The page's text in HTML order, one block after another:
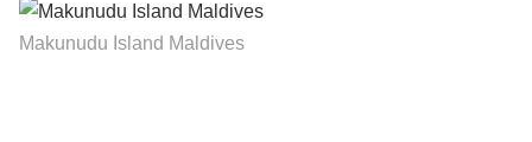
Makunudu Island Maldives